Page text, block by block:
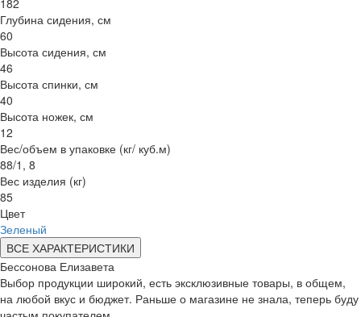
Глубина сидения, см
60
Высота сидения, см
46
Высота спинки, см
40
Высота ножек, см
12
Вес/объем в упаковке (кг/ куб.м)
88/1, 8
Вес изделия (кг)
85
Цвет
Зеленый
ВСЕ ХАРАКТЕРИСТИКИ
Бессонова Елизавета
Выбор продукции широкий, есть эксклюзивные товары, в общем,
на любой вкус и бюджет. Раньше о магазине не знала, теперь буду